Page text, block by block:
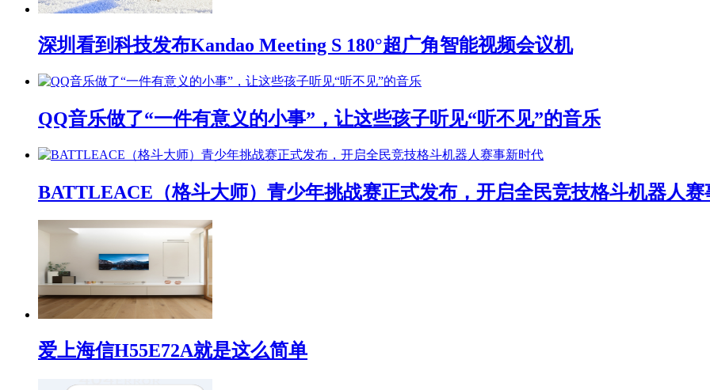
深圳看到科技发布Kandao Meeting S 180°超广角智能视频会议机
QQ音乐做了“一件有意义的小事”，让这些孩子听见“听不见”的音乐
BATTLEACE（格斗大师）青少年挑战赛正式发布，开启全民竞技格斗机器人赛
爱上海信H55E72A就是这么简单